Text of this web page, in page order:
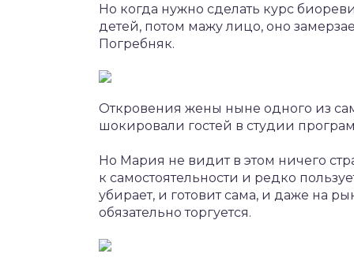
Но когда нужно сделать курс
детей, потом мажу лицо, оно
Погребняк.
Откровения жены ныне одного из
шокировали гостей в студии
Но Мария не видит в этом ничего
к самостоятельности и редко
убирает, и готовит сама, и даже на
обязательно торгуется.